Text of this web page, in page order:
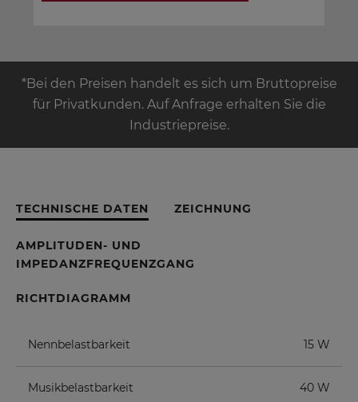
*Bei den Preisen handelt es sich um Bruttopreise
für Privatkunden. Auf Anfrage erhalten Sie die
Industriepreise.
TECHNISCHE DATEN ZEICHNUNG
AMPLITUDEN- UND
IMPEDANZFREQUENZGANG
RICHTDIAGRAMM
Nennbelastbarkeit 15 W
Musikbelastbarkeit 40 W